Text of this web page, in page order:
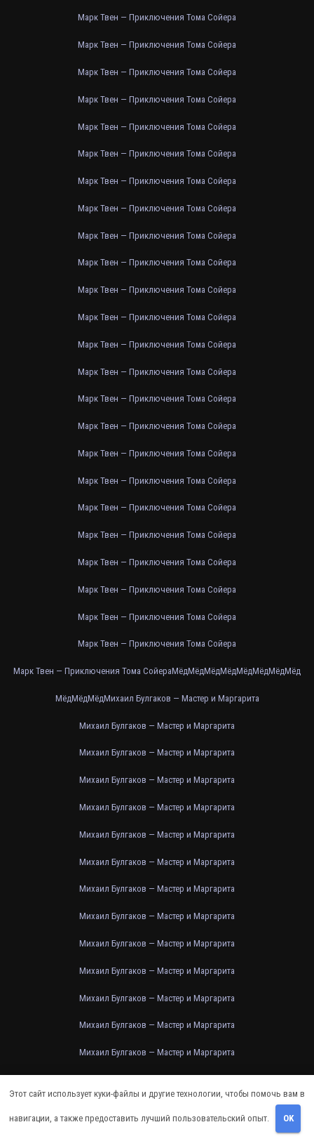
Марк Твен — Приключения Тома Сойера
Марк Твен — Приключения Тома Сойера
Марк Твен — Приключения Тома Сойера
Марк Твен — Приключения Тома Сойера
Марк Твен — Приключения Тома Сойера
Марк Твен — Приключения Тома Сойера
Марк Твен — Приключения Тома Сойера
Марк Твен — Приключения Тома Сойера
Марк Твен — Приключения Тома Сойера
Марк Твен — Приключения Тома Сойера
Марк Твен — Приключения Тома Сойера
Марк Твен — Приключения Тома Сойера
Марк Твен — Приключения Тома Сойера
Марк Твен — Приключения Тома Сойера
Марк Твен — Приключения Тома Сойера
Марк Твен — Приключения Тома Сойера
Марк Твен — Приключения Тома Сойера
Марк Твен — Приключения Тома Сойера
Марк Твен — Приключения Тома Сойера
Марк Твен — Приключения Тома Сойера
Марк Твен — Приключения Тома Сойера
Марк Твен — Приключения Тома Сойера
Марк Твен — Приключения Тома Сойера
Марк Твен — Приключения Тома Сойера
Марк Твен — Приключения Тома СойераМёдМёдМёдМёдМёдМёдМёдМёд
МёдМёдМёдМихаил Булгаков — Мастер и Маргарита
Михаил Булгаков — Мастер и Маргарита
Михаил Булгаков — Мастер и Маргарита
Михаил Булгаков — Мастер и Маргарита
Михаил Булгаков — Мастер и Маргарита
Михаил Булгаков — Мастер и Маргарита
Михаил Булгаков — Мастер и Маргарита
Михаил Булгаков — Мастер и Маргарита
Михаил Булгаков — Мастер и Маргарита
Михаил Булгаков — Мастер и Маргарита
Михаил Булгаков — Мастер и Маргарита
Михаил Булгаков — Мастер и Маргарита
Михаил Булгаков — Мастер и Маргарита
Михаил Булгаков — Мастер и Маргарита
Этот сайт использует куки-файлы и другие технологии, чтобы помочь вам в
навигации, а также предоставить лучший пользовательский опыт. OK